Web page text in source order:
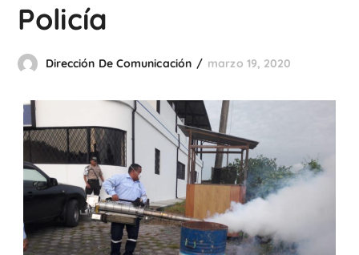
Policía
Dirección De Comunicación marzo 19, 2020